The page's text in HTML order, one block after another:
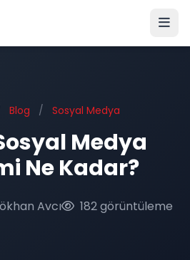
Blog / Sosyal Medya
Medya
Ne Kadar?
Avcı 182 görüntüleme